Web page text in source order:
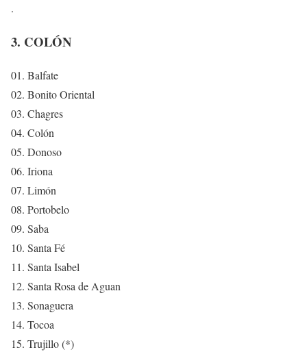
.
3. COLÓN
01. Balfate
02. Bonito Oriental
03. Chagres
04. Colón
05. Donoso
06. Iriona
07. Limón
08. Portobelo
09. Saba
10. Santa Fé
11. Santa Isabel
12. Santa Rosa de Aguan
13. Sonaguera
14. Tocoa
15. Trujillo (*)